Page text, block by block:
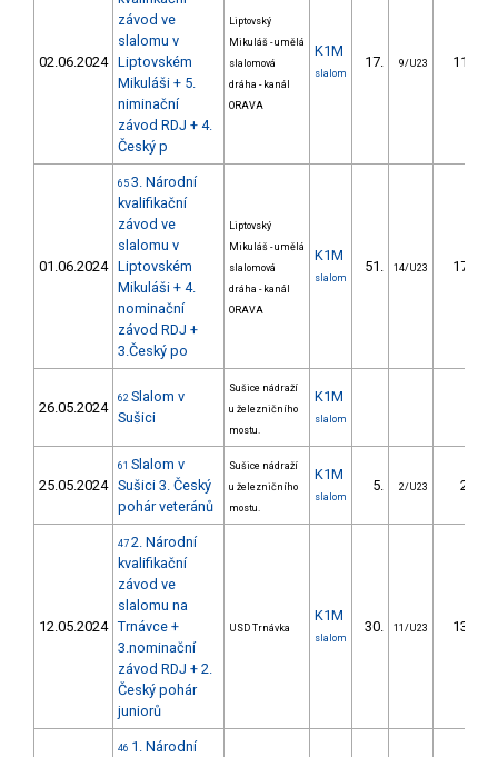
02.06.2024
závod ve
slalomu v
Liptovském
Mikuláši + 5.
niminační
závod RDJ + 4.
Český p
Liptovský
Mikuláš - umělá
slalomová
dráha - kanál
ORAVA
K1M
slalom
17. 9/U23 11.02
01.06.2024
65 3. Národní
kvalifikační
závod ve
slalomu v
Liptovském
Mikuláši + 4.
nominační
závod RDJ +
3.Český po
Liptovský
Mikuláš - umělá
slalomová
dráha - kanál
ORAVA
K1M
slalom
51. 14/U23 17.31
26.05.2024
62 Slalom v
Sušici
Sušice nádraží
u železničního
mostu.
K1M
slalom
25.05.2024
61 Slalom v
Sušici 3. Český
pohár veteránů
Sušice nádraží
u železničního
mostu.
K1M
slalom
5. 2/U23 2.87
12.05.2024
47 2. Národní
kvalifikační
závod ve
slalomu na
Trnávce +
3.nominační
závod RDJ + 2.
Český pohár
juniorů
USD Trnávka
K1M
slalom
30. 11/U23 13.89
46 1. Národní